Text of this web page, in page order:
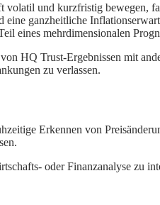
und kurzfristig bewegen,
eine ganzheitliche
eines mehrdimensionalen
HQ Trust-Ergebnissen mit
zu verlassen.
Erkennen von
oder Finanzanalyse zu